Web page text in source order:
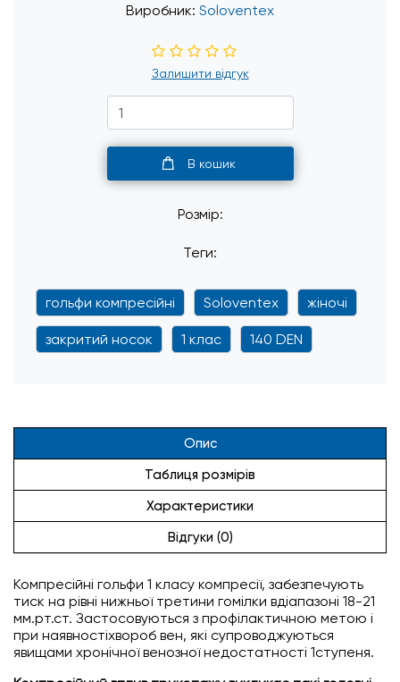
Опис
Таблиця розмірів
Характеристики
Відгуки (0)
Компресійні гольфи 1 класу компресії, забезпечують
тиск на рівні нижньої третини гомілки вдіапазоні 18-21
мм.рт.ст. Застосовуються з профілактичною метою і
при наявностіхвороб вен, які супроводжуються
явищами хронічної венозної недостатності 1ступеня.
Виробник: Soloventex
Залишити відгук
В кошик
Розмір:
Теги:
гольфи компресійні Soloventex жіночі
закритий носок 1 клас 140 DEN